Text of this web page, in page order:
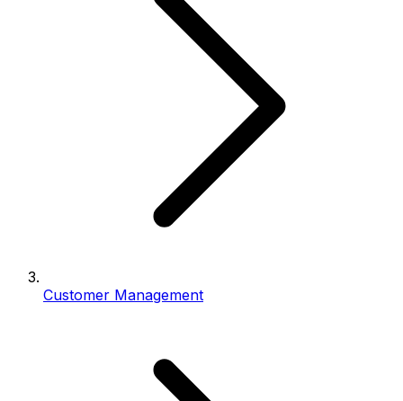
Customer Management